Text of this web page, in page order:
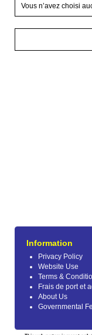
Vous n’avez choisi
Information
Privacy Policy
Website Use
Terms &
Frais de port et
About Us
Governmental